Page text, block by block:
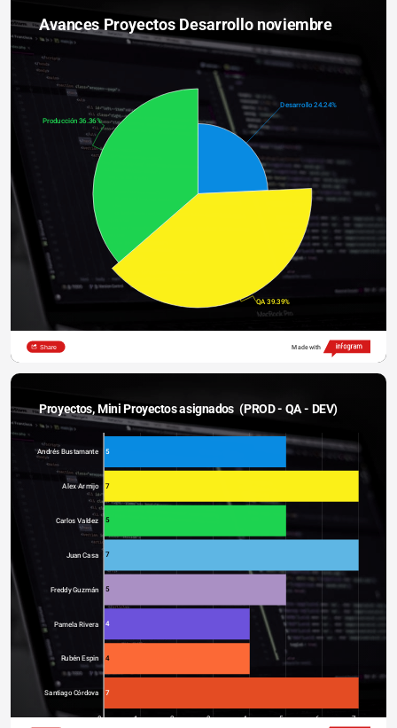
Avances Proyectos Desarrollo noviembre
Desarrollo 24.24%
QA 39.39%
Producción 36.36%
Share Made with
Proyectos, Mini Proyectos asignados  (PROD - QA - DEV)
Andrés Bustamante
Alex Armijo
Carlos Valdez
Juan Casa
Freddy Guzmán
Pamela Rivera
Rubén Espin
Santiago Córdova
0 1 2 3 4 5 6 7
5
7
5
7
5
4
4
7